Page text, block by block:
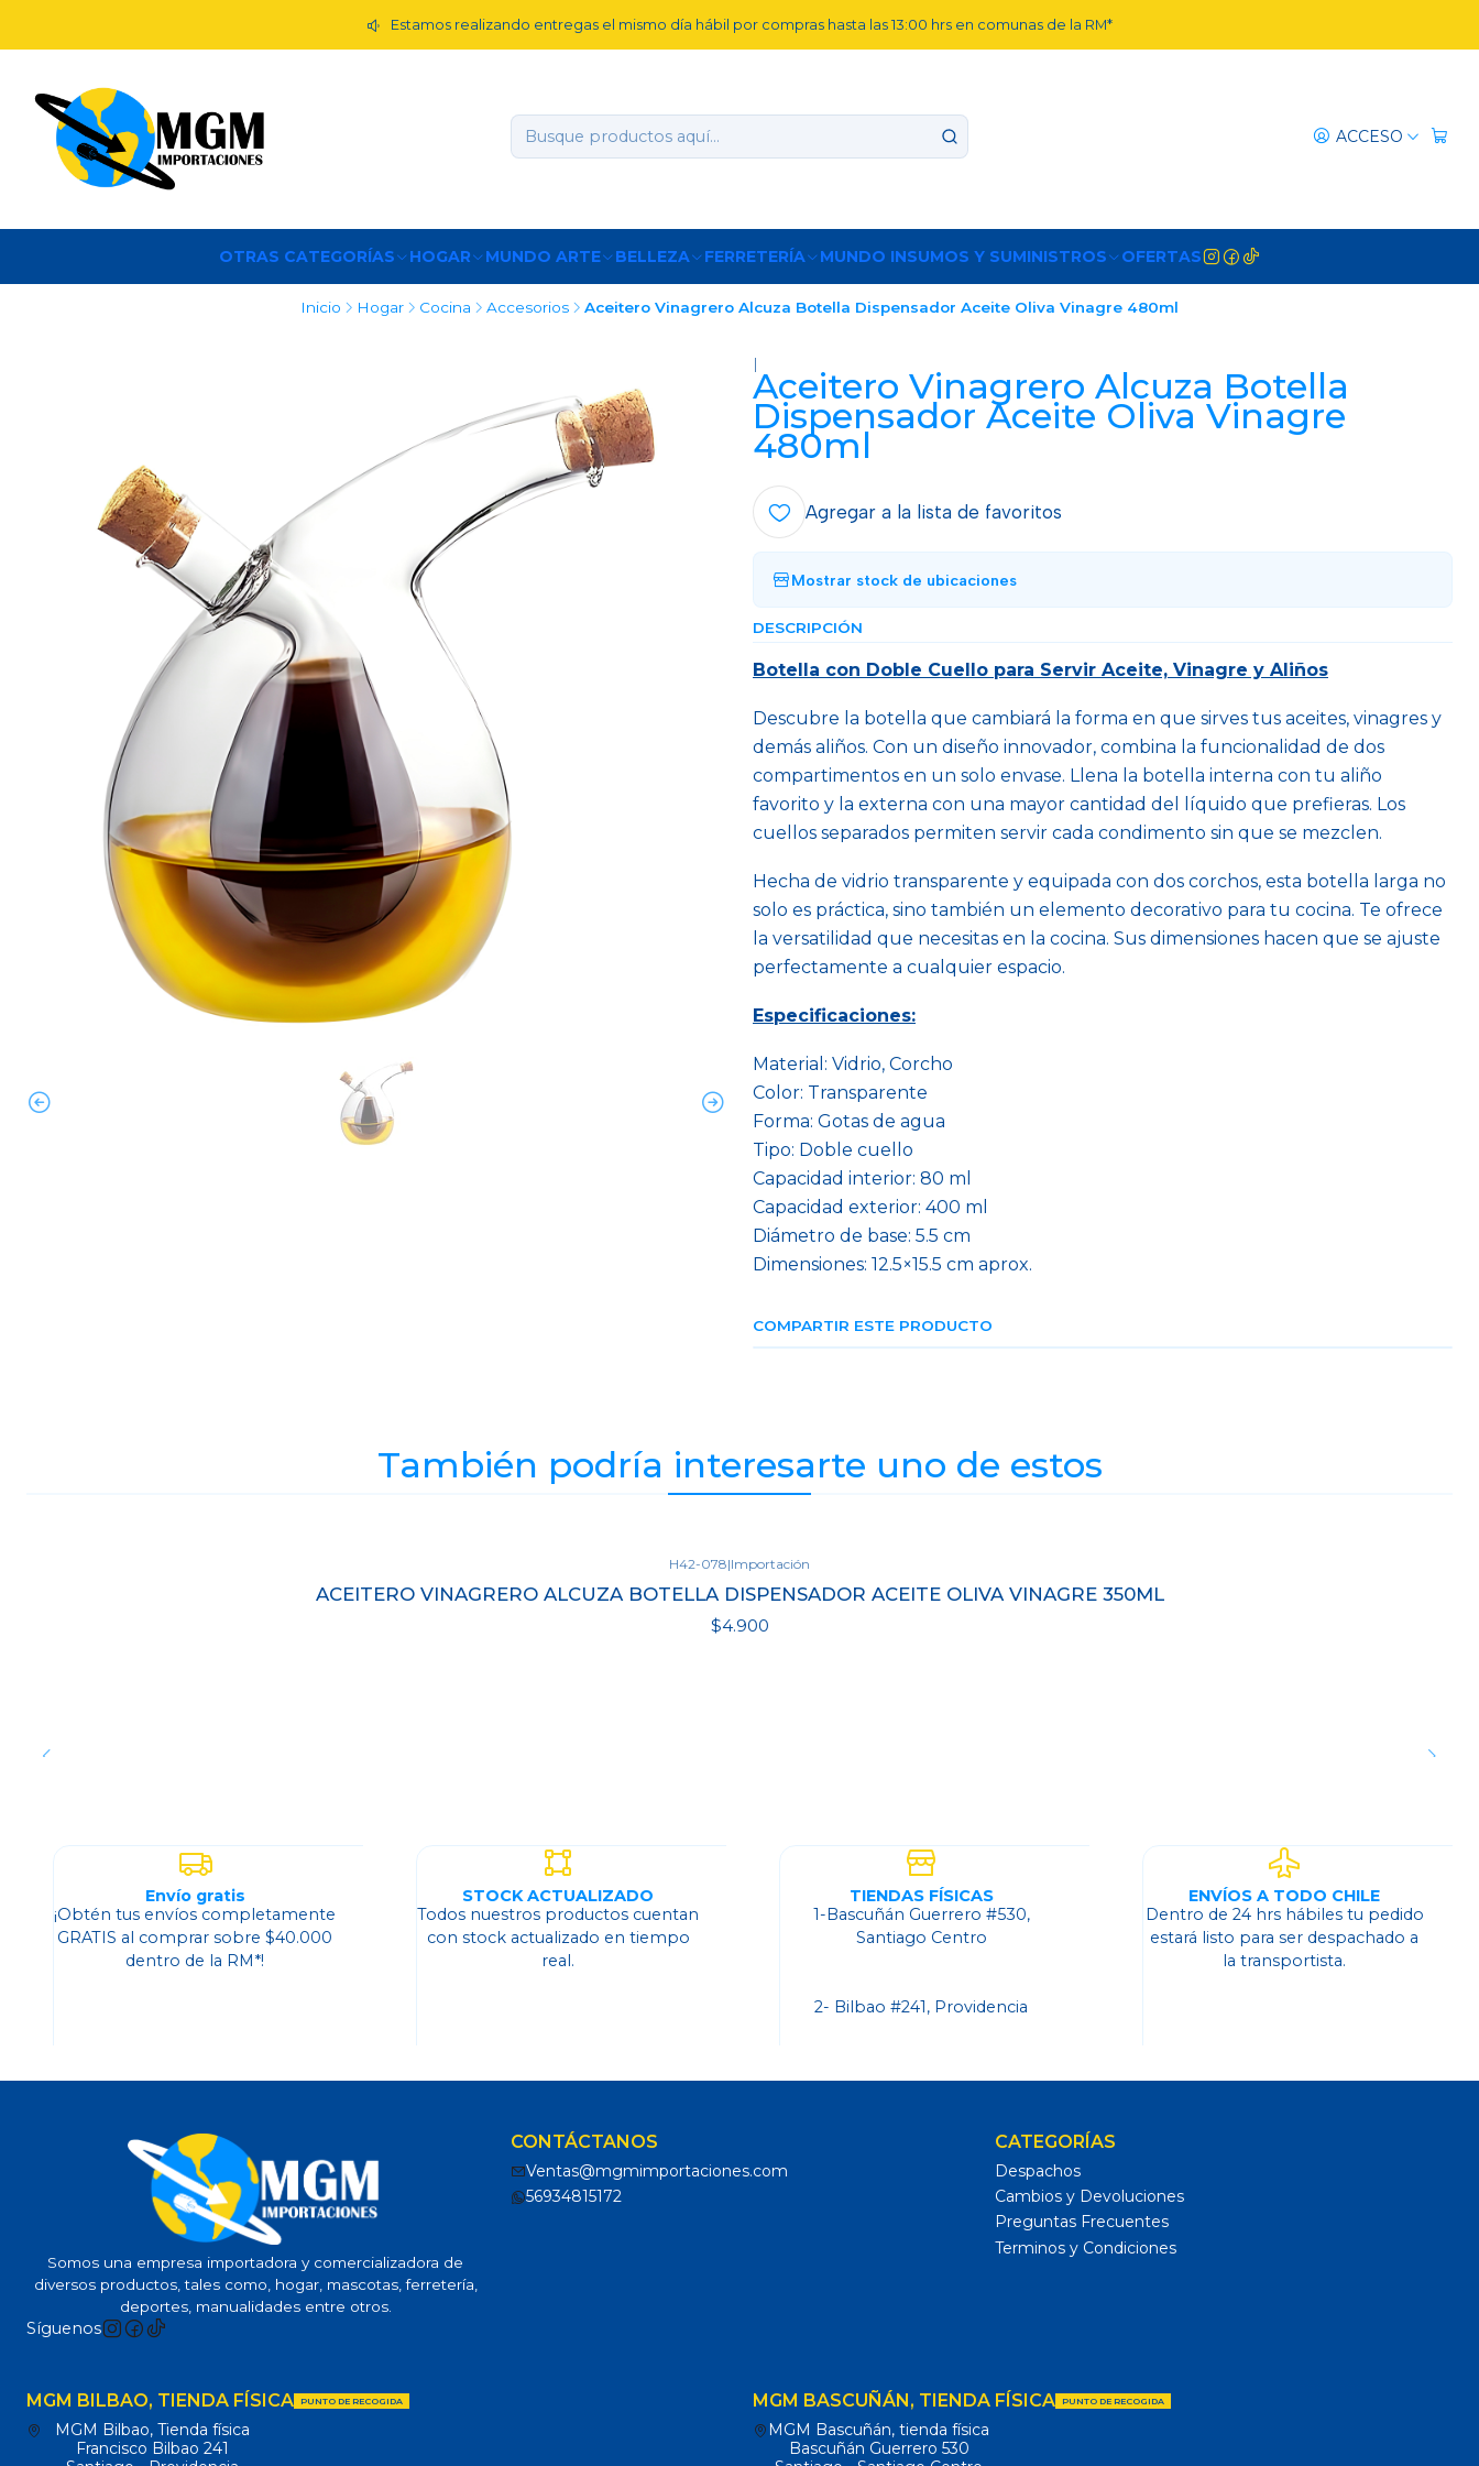
ACCESO
OTRAS CATEGORÍAS HOGAR MUNDO ARTE BELLEZA FERRETERÍA MUNDO INSUMOS Y SUMINISTROS OFERTAS
Estamos realizando entregas el mismo día hábil por compras hasta las 13:00 hrs en comunas de la RM*
Inicio Hogar Cocina Accesorios Aceitero Vinagrero Alcuza Botella Dispensador Aceite Oliva Vinagre 480ml
|
Aceitero Vinagrero Alcuza Botella
Dispensador Aceite Oliva Vinagre
480ml
Agregar a la lista de favoritos
Mostrar stock de ubicaciones
DESCRIPCIÓN
Botella con Doble Cuello para Servir Aceite, Vinagre y Aliños
Descubre la botella que cambiará la forma en que sirves tus aceites, vinagres y
demás aliños. Con un diseño innovador, combina la funcionalidad de dos
compartimentos en un solo envase. Llena la botella interna con tu aliño
favorito y la externa con una mayor cantidad del líquido que prefieras. Los
cuellos separados permiten servir cada condimento sin que se mezclen.
Hecha de vidrio transparente y equipada con dos corchos, esta botella larga no
solo es práctica, sino también un elemento decorativo para tu cocina. Te ofrece
la versatilidad que necesitas en la cocina. Sus dimensiones hacen que se ajuste
perfectamente a cualquier espacio.
Especificaciones:
Material: Vidrio, Corcho
Color: Transparente
Forma: Gotas de agua
Tipo: Doble cuello
Capacidad interior: 80 ml
Capacidad exterior: 400 ml
Diámetro de base: 5.5 cm
Dimensiones: 12.5×15.5 cm aprox.
COMPARTIR ESTE PRODUCTO
También podría interesarte uno de estos
H42-078|Importación
ACEITERO VINAGRERO ALCUZA BOTELLA DISPENSADOR ACEITE OLIVA VINAGRE 350ML
$4.900
Envío gratis
¡Obtén tus envíos completamente
GRATIS al comprar sobre $40.000
dentro de la RM*!
STOCK ACTUALIZADO
Todos nuestros productos cuentan
con stock actualizado en tiempo
real.
TIENDAS FÍSICAS
1-Bascuñán Guerrero #530,
Santiago Centro
2- Bilbao #241, Providencia
ENVÍOS A TODO CHILE
Dentro de 24 hrs hábiles tu pedido
estará listo para ser despachado a
la transportista.
Somos una empresa importadora y comercializadora de
diversos productos, tales como, hogar, mascotas, ferretería,
deportes, manualidades entre otros.
Síguenos
CONTÁCTANOS
Ventas@mgmimportaciones.com
56934815172
CATEGORÍAS
Despachos
Cambios y Devoluciones
Preguntas Frecuentes
Terminos y Condiciones
MGM BILBAO, TIENDA FÍSICA PUNTO DE RECOGIDA
MGM Bilbao, Tienda física
Francisco Bilbao 241
MGM BASCUÑÁN, TIENDA FÍSICA PUNTO DE RECOGIDA
MGM Bascuñán, tienda física
Bascuñán Guerrero 530